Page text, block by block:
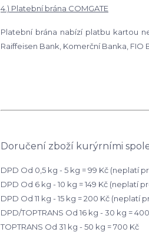
4.) Platební brána COMGATE
Platební brána nabízí platbu kartou
Raiffeisen Bank, Komerční Banka, FIO
Doručení zboží kurýrními
DPD Od 0,5 kg - 5 kg = 99 Kč (neplatí
DPD Od 6 kg - 10 kg = 149 Kč (neplatí
DPD Od 11 kg - 15 kg = 200 Kč (neplatí
DPD/TOPTRANS Od 16 kg - 30 kg =
TOPTRANS Od 31 kg - 50 kg = 700 Kč